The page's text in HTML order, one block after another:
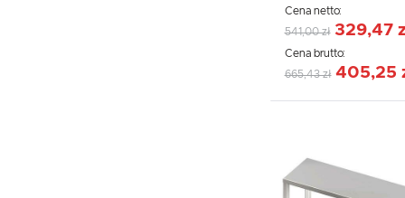
Cena netto:
541,00 zł 329,47
Cena brutto:
665,43 zł 405,25